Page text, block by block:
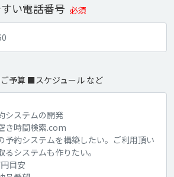
い電話番号 必須
予算 ■スケジュール など